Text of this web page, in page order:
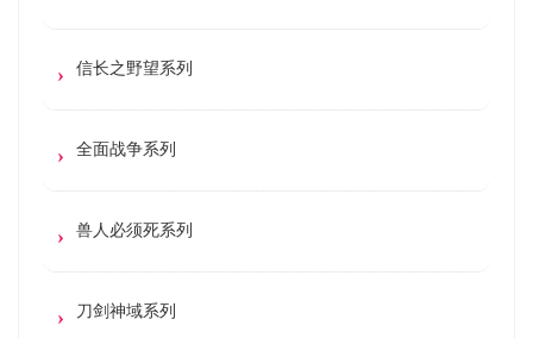
信长之野望系列
全面战争系列
兽人必须死系列
刀剑神域系列